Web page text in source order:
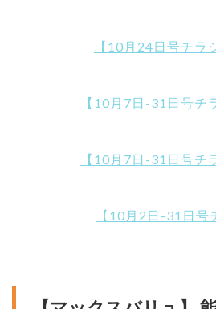
【10月24日号チラ
【10月7日-31日号チ
【10月7日-31日号チ
【10月2日-31日号